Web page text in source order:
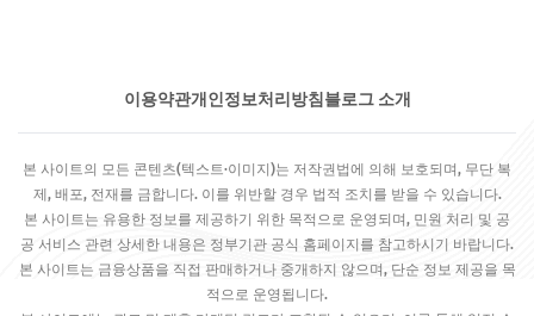
이용약관개인정보처리방침 블로그 소개
본 사이트의 모든 콘텐츠(텍스트·이미지)는 저작권법에 의해 보호되며, 무단 복
제, 배포, 전재를 금합니다. 이를 위반할 경우 법적 조치를 받을 수 있습니다.
본 사이트는 유용한 정보를 제공하기 위한 목적으로 운영되며, 민원 처리 및 공
공 서비스 관련 상세한 내용은 정부기관 공식 홈페이지를 참고하시기 바랍니다.
본 사이트는 금융상품을 직접 판매하거나 중개하지 않으며, 단순 정보 제공을 목
적으로 운영됩니다.